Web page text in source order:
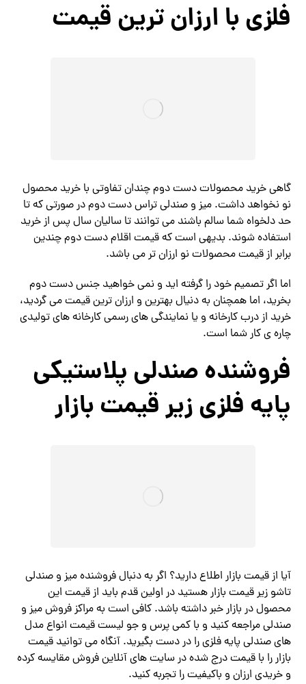
فلزي با ارزان ترین قیمت
گاهی خرید محصولات دست دوم چندان تفاوتی با خرید محصول
نو نخواهد داشت. میز و صندلی تراس دست دوم در صورتی که تا
حد دلخواه شما سالم باشند می توانند تا سالیان سال پس از خرید
استفاده شوند. بدیهی است که قیمت اقلام دست دوم چندین
برابر از قیمت محصولات نو ارزان تر می باشد.
اما اگر تصمیم خود را گرفته اید و نمی خواهید جنس دست دوم
بخرید، اما همچنان به دنیال بهترین و ارزان ترین قیمت می گردید،
خرید از درب کارخانه و یا نمایندگی های رسمی کارخانه های تولیدی
چاره ی کار شما است.
فروشنده صندلي پلاستيكي
پايه فلزي زیر قیمت بازار
آیا از قیمت بازار اطلاع دارید؟ اگر به دنبال فروشندهمیز و صندلی
تاشو زیر قیمت بازار هستید در اولین قدم باید از قیمت این
محصول در بازار خبر داشته باشد. کافی است به مراکز فروش میز و
صندلی مراجعه کنید و با کمی پرس و جو لیست قیمت انواع مدل
های صندلی پایه فلزی را در دست بگیرید. آنگاه می توانید قیمت
بازار را با قیمت درج شده در سایت های آنلاین فروش مقایسه کرده
و خریدی ارزان و باکیفیت را تجربه کنید.